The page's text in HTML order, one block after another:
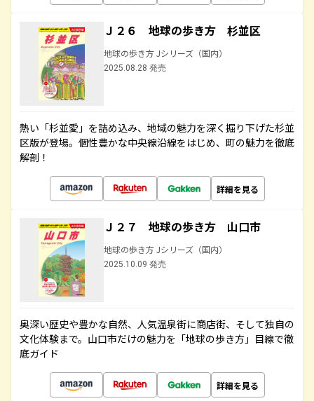
Ｊ２６ 地球の歩き方 杉並区
地球の歩き方 Jシリーズ（国内）
2025.08.28 発売
熱い「杉並愛」を詰め込み、地域の魅力を深く掘り下げた杉並
区版が登場。個性豊かな中央線沿線をはじめ、町の魅力を徹底
解剖！
詳細を見る
Ｊ２７ 地球の歩き方 山口市
地球の歩き方 Jシリーズ（国内）
2025.10.09 発売
奥深い歴史や豊かな自然、人気温泉街に商店街、そして独自の
文化体験まで。山口市だけの魅力を「地球の歩き方」目線で徹
底ガイド
詳細を見る